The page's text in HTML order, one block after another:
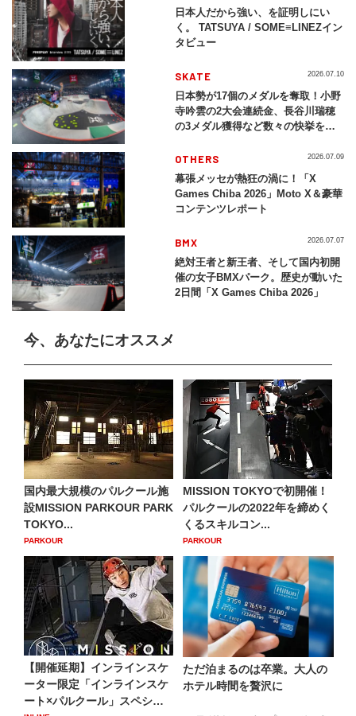
日本人だから強い、を証明しにい
く。 TATSUYA / SOME≡LINEZイン
タビュー
SKATE
日本勢が17個のメダルを奪取！小野
寺吟雲の2大会連続金、長谷川瑞穂
の3メダル獲得など数々の快挙をプ
2026」
2026.07.10
OTHERS
幕張メッセが熱狂の渦に！「X
Games Chiba 2026」Moto X＆豪華
コンテンツレポート
2026.07.09
BMX
絶対王者と新王者、そして国内初開
催の女子BMXパーク。歴史が動いた
2日間「X Games Chiba 2026」
2026.07.07
今、あなたにオススメ
国内最大規模のパルクール施
設MISSION PARKOUR PARK
TOKYO...
PARKOUR
MISSION TOKYOで初開催！
パルクールの2022年を締めく
くるスキルコン...
PARKOUR
【開催延期】インラインスケ
ーター限定「インラインスケ
ート×パルクール」スペシャ
ただ泊まるのは卒業。大人の
ホテル時間を贅沢に